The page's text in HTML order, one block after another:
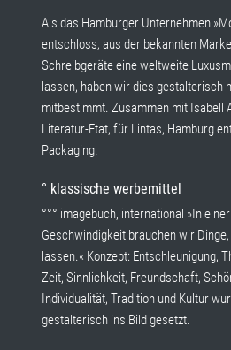
Als das Hamburger Unternehmen
entschloss, aus der bekannten
Schreibgeräte eine weltweite
lassen, haben wir dies gestalterisch
mitbestimmt. Zusammen mit Isabell
Literatur-Etat, für Lintas, Hamburg
Packaging.
° klassische werbemittel
°°° imagebuch, international »In
Geschwindigkeit brauchen wir
lassen.« Konzept: Entschleunigung,
Zeit, Sinnlichkeit, Freundschaft,
Individualität, Tradition und Kultur
gestalterisch ins Bild gesetzt.